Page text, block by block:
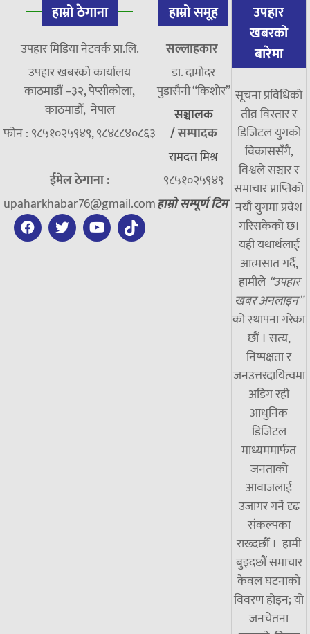
हाम्रो ठेगाना
उपहार मिडिया नेटवर्क प्रा.लि.
उपहार खबरको कार्यालय
काठमाडौं –३२, पेप्सीकोला,
काठमाडौँ, नेपाल
फोन : ९८५१०२५९४९, ९८४८८४०८६३
ईमेल ठेगाना :
upaharkhabar76@gmail.com
हाम्रो समूह
सल्लाहकार
डा. दामाेदर
पुडासैनी “किशाेर”
सञ्चालक
/सम्पादक
रामदत्त मिश्र
९८५१०२५९४९
हाम्रो सम्पूर्ण टिम
उपहार
खबरको
बारेमा
सूचना प्रविधिको
तीव्र विस्तार र
डिजिटल युगको
विकाससँगै,
विश्वले सञ्चार र
समाचार प्राप्तिको
नयाँ युगमा प्रवेश
गरिसकेको छ।
यही यथार्थलाई
आत्मसात गर्दै,
हामीले “उपहार
खबर अनलाइन”
को स्थापना गरेका
छौं । सत्य,
निष्पक्षता र
जनउत्तरदायित्वमा
अडिग रही
आधुनिक
डिजिटल
माध्यममार्फत
जनताको
आवाजलाई
उजागर गर्ने दृढ
संकल्पका
राख्दछौँ । हामी
बुझ्दछौं समाचार
केवल घटनाको
विवरण होइन; यो
जनचेतना